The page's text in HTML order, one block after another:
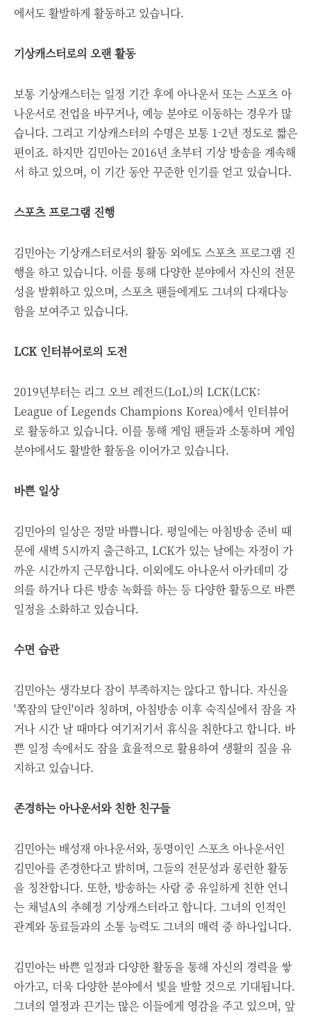
에서도 활발하게 활동하고 있습니다.
기상캐스터로의 오랜 활동
보통 기상캐스터는 일정 기간 후에 아나운서 또는 스포츠 아
나운서로 전업을 바꾸거나, 예능 분야로 이동하는 경우가 많
습니다. 그리고 기상캐스터의 수명은 보통 1-2년 정도로 짧은
편이죠. 하지만 김민아는 2016년 초부터 기상 방송을 계속해
서 하고 있으며, 이 기간 동안 꾸준한 인기를 얻고 있습니다.
스포츠 프로그램 진행
김민아는 기상캐스터로서의 활동 외에도 스포츠 프로그램 진
행을 하고 있습니다. 이를 통해 다양한 분야에서 자신의 전문
성을 발휘하고 있으며, 스포츠 팬들에게도 그녀의 다재다능
함을 보여주고 있습니다.
LCK 인터뷰어로의 도전
2019년부터는 리그 오브 레전드(LoL)의 LCK(LCK:
League of Legends Champions Korea)에서 인터뷰어
로 활동하고 있습니다. 이를 통해 게임 팬들과 소통하며 게임
분야에서도 활발한 활동을 이어가고 있습니다.
바쁜 일상
김민아의 일상은 정말 바쁩니다. 평일에는 아침방송 준비 때
문에 새벽 5시까지 출근하고, LCK가 있는 날에는 자정이 가
까운 시간까지 근무합니다. 이외에도 아나운서 아카데미 강
의를 하거나 다른 방송 녹화를 하는 등 다양한 활동으로 바쁜
일정을 소화하고 있습니다.
수면 습관
김민아는 생각보다 잠이 부족하지는 않다고 합니다. 자신을
'쪽잠의 달인'이라 칭하며, 아침방송 이후 숙직실에서 잠을 자
거나 시간 날 때마다 여기저기서 휴식을 취한다고 합니다. 바
쁜 일정 속에서도 잠을 효율적으로 활용하여 생활의 질을 유
지하고 있습니다.
존경하는 아나운서와 친한 친구들
김민아는 배성재 아나운서와, 동명이인 스포츠 아나운서인
김민아를 존경한다고 밝히며, 그들의 전문성과 롱런한 활동
을 칭찬합니다. 또한, 방송하는 사람 중 유일하게 친한 언니
는 채널A의 추혜정 기상캐스터라고 합니다. 그녀의 인적인
관계와 동료들과의 소통 능력도 그녀의 매력 중 하나입니다.
김민아는 바쁜 일정과 다양한 활동을 통해 자신의 경력을 쌓
아가고, 더욱 다양한 분야에서 빛을 발할 것으로 기대됩니다.
그녀의 열정과 끈기는 많은 이들에게 영감을 주고 있으며, 앞